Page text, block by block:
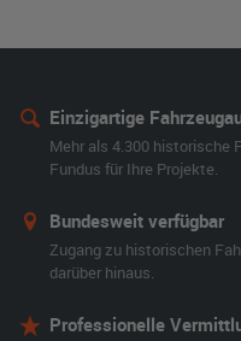
Einzigartige
Mehr als 4.300 historische
Fundus für Ihre Projekte.
Bundesweit verfügbar
Zugang zu historischen
darüber hinaus.
Professionelle